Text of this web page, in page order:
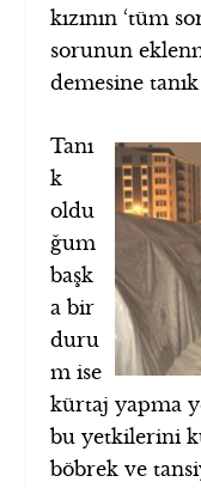
kızının ‘tüm
sorunun
demesine
Tanı
k
oldu
ğum
başk
a bir
duru
m ise
kürtaj yapma
bu yetkilerini
böbrek ve